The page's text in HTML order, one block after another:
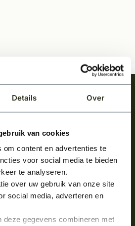
Details Over
van cookies
om content en advertenties te
voor social media te bieden
te analyseren.
over uw gebruik van onze site
social media, adverteren en
deze gegevens combineren met
het laatste nieuws
bouwstijl!